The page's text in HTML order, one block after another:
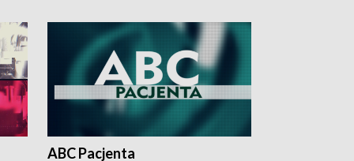
ABC Pacjenta